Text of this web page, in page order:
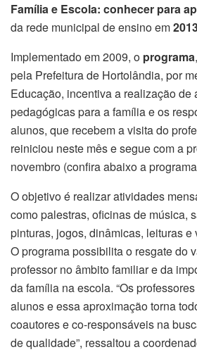
Família e Escola: conhecer para
da rede municipal de ensino em
Implementado em 2009, o programa
pela Prefeitura de Hortolândia, por
Educação, incentiva a realização de
pedagógicas para a família e os
alunos, que recebem a visita do
reiniciou neste mês e segue com a
novembro (confira abaixo a
O objetivo é realizar atividades
como palestras, oficinas de música,
pinturas, jogos, dinâmicas, leituras e
O programa possibilita o resgate do
professor no âmbito familiar e da
da família na escola. “Os
alunos e essa aproximação torna
coautores e co-responsáveis na
de qualidade”, ressaltou a